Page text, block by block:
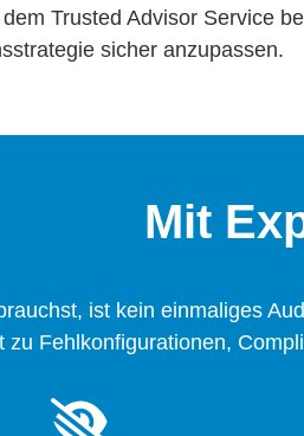
Trusted Advisor Service
sicher anzupassen.
Mit
ist kein einmaliges
zu Fehlkonfigurationen,